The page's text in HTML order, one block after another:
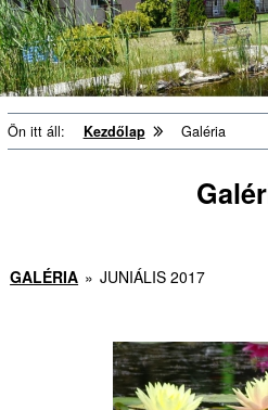
Ön itt áll: Kezdőlap Galéria
GALÉRIA » JUNIÁLIS 2017